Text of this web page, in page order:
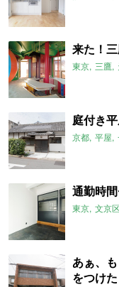
来た！
東京 三鷹
庭付き
京都 平屋
通勤時
東京 文京区
あぁ、
をつけ